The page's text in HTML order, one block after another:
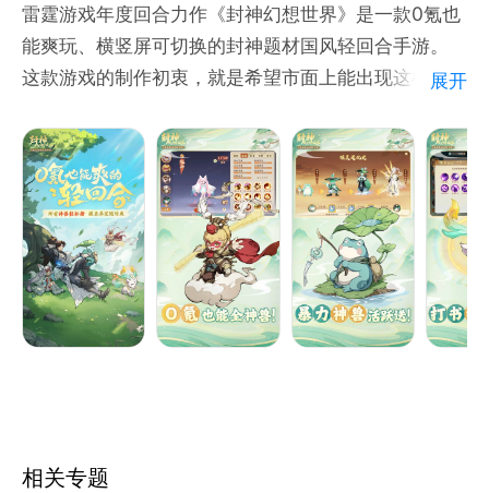
雷霆游戏年度回合力作《封神幻想世界》是一款0氪也
能爽玩、横竖屏可切换的封神题材国风轻回合手游。
这款游戏的制作初衷，就是希望市面上能出现这样一款
在策略对战的爽感里；不用花费大量金钱，最好0氪也
能享受用脑力胜出的纯粹乐趣。
在这里，你可以通过日常积累，0氪获得所有神兽；在
这里，物理群攻神兽蛙灵上线活跃就送，助你无门槛畅
爽开荒；在这里，宠物技能打书可以指定替换，不随
机、无套路，宠物轻松满技能；在这里，日常任务最快
20分钟就能挂机速通，偶尔错过的任务，还能随时上
展开
相关专题